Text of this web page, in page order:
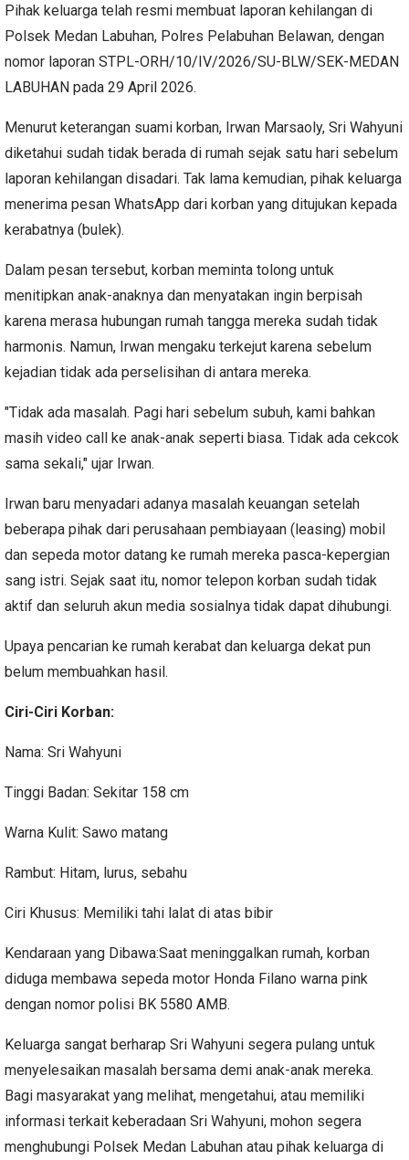
Pihak keluarga telah resmi membuat laporan kehilangan di
Polsek Medan Labuhan, Polres Pelabuhan Belawan, dengan
nomor laporan STPL-ORH/10/IV/2026/SU-BLW/SEK-MEDAN
LABUHAN pada 29 April 2026.
Menurut keterangan suami korban, Irwan Marsaoly, Sri Wahyuni
diketahui sudah tidak berada di rumah sejak satu hari sebelum
laporan kehilangan disadari. Tak lama kemudian, pihak keluarga
menerima pesan WhatsApp dari korban yang ditujukan kepada
kerabatnya (bulek).
Dalam pesan tersebut, korban meminta tolong untuk
menitipkan anak-anaknya dan menyatakan ingin berpisah
karena merasa hubungan rumah tangga mereka sudah tidak
harmonis. Namun, Irwan mengaku terkejut karena sebelum
kejadian tidak ada perselisihan di antara mereka.
"Tidak ada masalah. Pagi hari sebelum subuh, kami bahkan
masih video call ke anak-anak seperti biasa. Tidak ada cekcok
sama sekali," ujar Irwan.
Irwan baru menyadari adanya masalah keuangan setelah
beberapa pihak dari perusahaan pembiayaan (leasing) mobil
dan sepeda motor datang ke rumah mereka pasca-kepergian
sang istri. Sejak saat itu, nomor telepon korban sudah tidak
aktif dan seluruh akun media sosialnya tidak dapat dihubungi.
Upaya pencarian ke rumah kerabat dan keluarga dekat pun
belum membuahkan hasil.
Ciri-Ciri Korban:
Nama: Sri Wahyuni
Tinggi Badan: Sekitar 158 cm
Warna Kulit: Sawo matang
Rambut: Hitam, lurus, sebahu
Ciri Khusus: Memiliki tahi lalat di atas bibir
Kendaraan yang Dibawa:Saat meninggalkan rumah, korban
diduga membawa sepeda motor Honda Filano warna pink
dengan nomor polisi BK 5580 AMB.
Keluarga sangat berharap Sri Wahyuni segera pulang untuk
menyelesaikan masalah bersama demi anak-anak mereka.
Bagi masyarakat yang melihat, mengetahui, atau memiliki
informasi terkait keberadaan Sri Wahyuni, mohon segera
menghubungi Polsek Medan Labuhan atau pihak keluarga di